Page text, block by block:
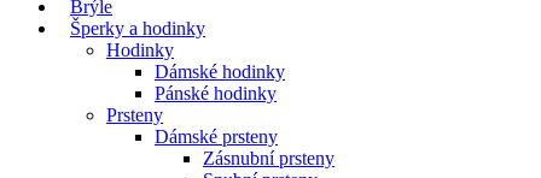
Brýle
Šperky a hodinky
Hodinky
Dámské hodinky
Pánské hodinky
Prsteny
Dámské prsteny
Zásnubní prsteny